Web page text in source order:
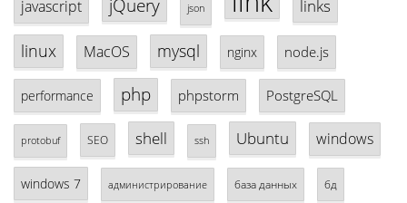
javascript jQuery json links
linux MacOS mysql nginx node.js
performance php phpstorm PostgreSQL
protobuf SEO shell ssh Ubuntu windows
windows 7 администрирование база данных бд